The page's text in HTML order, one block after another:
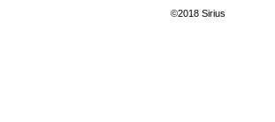
©2018 Sirius